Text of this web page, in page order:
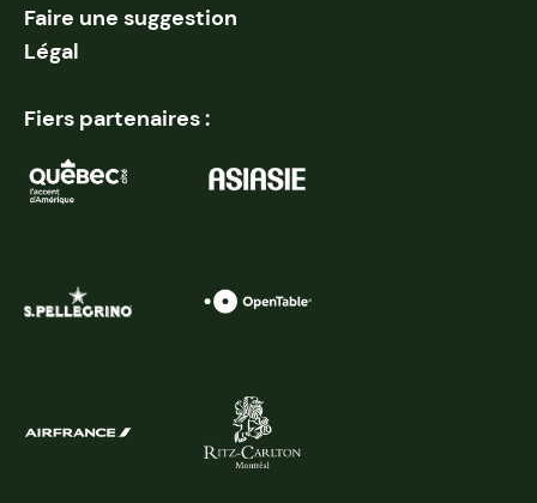
Faire une suggestion
Légal
Fiers partenaires :